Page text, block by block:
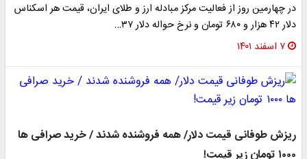
در چهارمین روز از فعالیت مرکز مبادله ارز و طلای ایران، قیمت هر اسکناس
دلار ۴۲ هزار و ۶۸۰ تومان و نرخ حواله دلار ۳۷…
۷ اسفند ۱۴۰۱
ریزش طوفانی قیمت دلار/ همه فروشنده شدند / خرید صرافی ها
۱۰۰۰ تومان زیر قیمت!